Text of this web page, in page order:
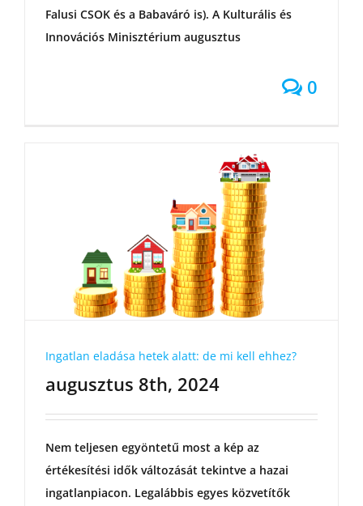
Falusi CSOK és a Babaváró is). A Kulturális és
Innovációs Minisztérium augusztus
0
Ingatlan eladása hetek alatt: de mi kell ehhez?
augusztus 8th, 2024
Nem teljesen egyöntetű most a kép az
értékesítési idők változását tekintve a hazai
ingatlanpiacon. Legalábbis egyes közvetítők